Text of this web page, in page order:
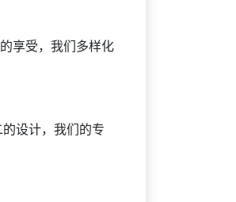
享受，我们多样化
设计，我们的专